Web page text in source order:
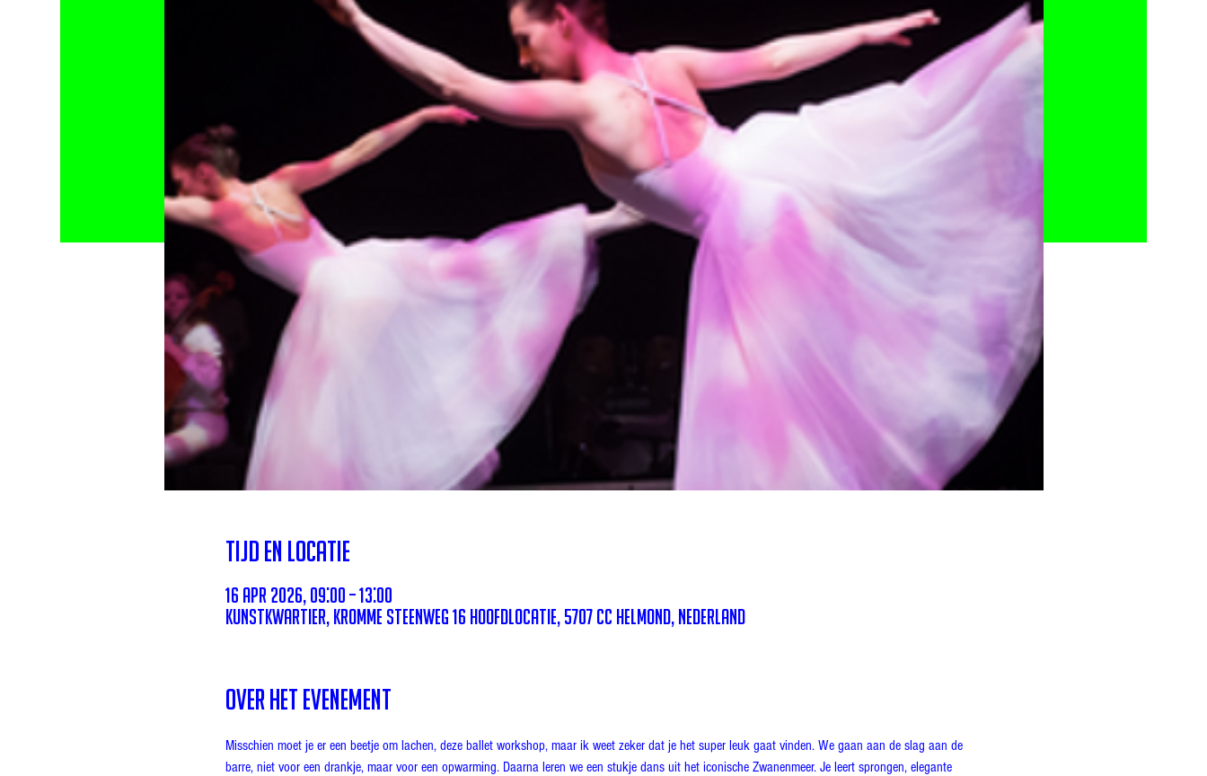
Tijd en locatie
16 apr 2026, 09:00 – 13:00
Kunstkwartier, Kromme Steenweg 16 hoofdlocatie, 5707 CC Helmond, Nederland
Over het evenement
Misschien moet je er een beetje om lachen, deze ballet workshop, maar ik weet zeker dat je het super leuk gaat vinden. We gaan aan de slag aan de
barre, niet voor een drankje, maar voor een opwarming. Daarna leren we een stukje dans uit het iconische Zwanenmeer. Je leert sprongen, elegante